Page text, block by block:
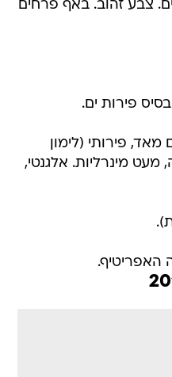
צבע זהוב. באף פרחים
פירות ים.
מאד, פירותי (לימון
מינרליות. אלגנטי,
האפריטיף.